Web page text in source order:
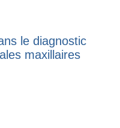
le diagnostic
maxillaires